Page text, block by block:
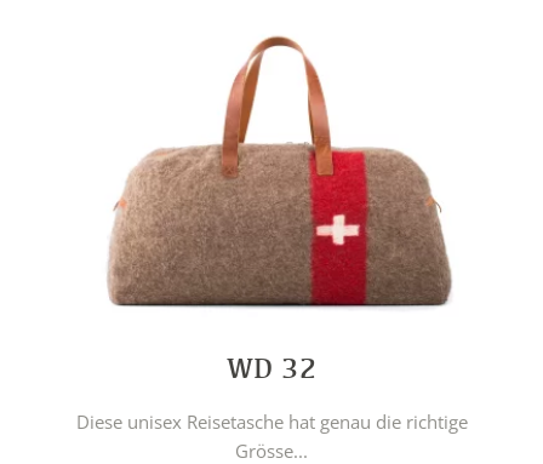
WD 32
Diese unisex Reisetasche hat genau die richtige
Grösse...